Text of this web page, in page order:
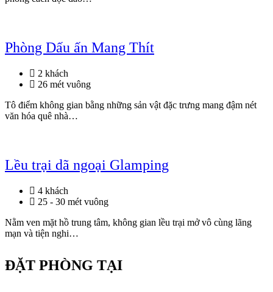
Phòng Dấu ấn Mang Thít
2 khách
26 mét vuông
Tô điểm không gian bằng những sản vật đặc trưng mang đậm nét
văn hóa quê nhà…
Lều trại dã ngoại Glamping
4 khách
25 - 30 mét vuông
Nằm ven mặt hồ trung tâm, không gian lều trại mở vô cùng lãng
mạn và tiện nghi…
ĐẶT PHÒNG TẠI